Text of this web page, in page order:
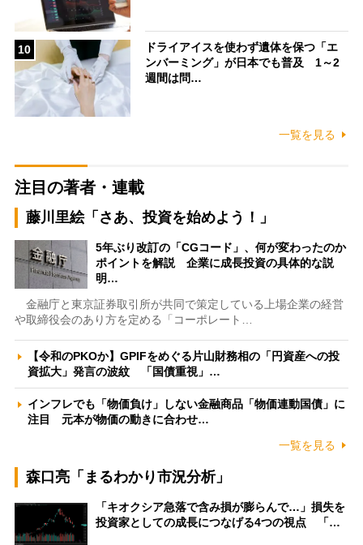
10
ドライアイスを使わず遺体を保つ「エ
ンバーミング」が日本でも普及 1～2
週間は問…
一覧を見る
注目の著者・連載
藤川里絵「さあ、投資を始めよう！」
5年ぶり改訂の「CGコード」、何が変わったのか
ポイントを解説 企業に成長投資の具体的な説
明…
金融庁と東京証券取引所が共同で策定している上場企業の経営
や取締役会のあり方を定める「コーポレート…
【令和のPKOか】GPIFをめぐる片山財務相の「円資産への投
資拡大」発言の波紋 「国債重視」…
インフレでも「物価負け」しない金融商品「物価連動国債」に
注目 元本が物価の動きに合わせ…
一覧を見る
森口亮「まるわかり市況分析」
「キオクシア急落で含み損が膨らんで…」損失を
投資家としての成長につなげる4つの視点 「…